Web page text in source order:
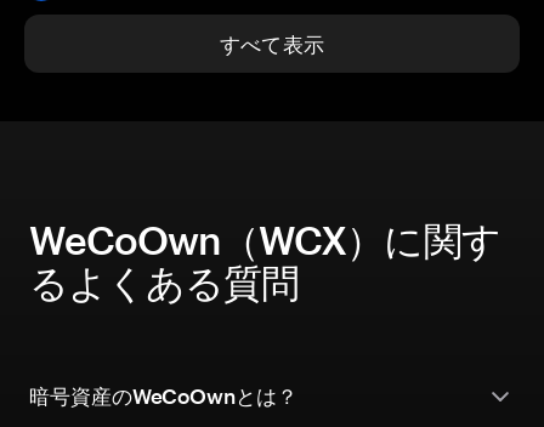
すべて表示
WeCoOwn（WCX）に関す
るよくある質問
暗号資産のWeCoOwnとは？